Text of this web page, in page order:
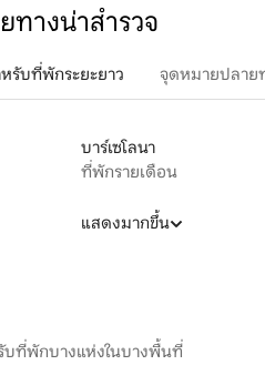
ทางน่าสำรวจ
รับที่พักระยะยาว จุดหมายปลาย
บาร์เซโลนา
ที่พักรายเดือน
แสดงมากขึ้น
บที่พักบางแห่งในบางพื้นที่